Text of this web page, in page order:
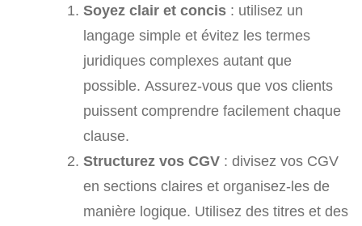
Soyez clair et concis : utilisez un
langage simple et évitez les termes
juridiques complexes autant que
possible. Assurez-vous que vos clients
puissent comprendre facilement chaque
clause.
Structurez vos CGV : divisez vos CGV
en sections claires et organisez-les de
manière logique. Utilisez des titres et des